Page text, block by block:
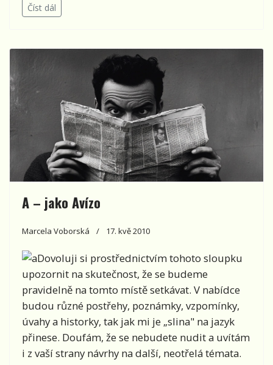
Číst dál
A – jako Avízo
Marcela Voborská 17. kvě 2010
Dovoluji si prostřednictvím tohoto sloupku
upozornit na skutečnost, že se budeme
pravidelně na tomto místě setkávat. V nabídce
budou různé postřehy, poznámky, vzpomínky,
úvahy a historky, tak jak mi je „slina" na jazyk
přinese. Doufám, že se nebudete nudit a uvítám
i z vaší strany návrhy na další, neotřelá témata.